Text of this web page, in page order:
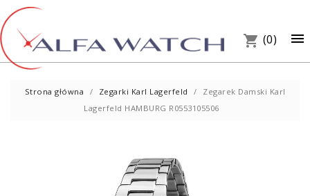

shopping_cart (0)
Strona główna Zegarki Karl Lagerfeld
Zegarek Damski Karl
Lagerfeld HAMBURG R0553105506